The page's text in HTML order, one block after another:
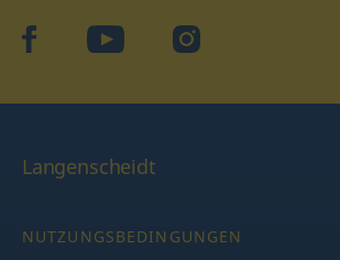
facebookYouTube Instagram
Langenscheidt
NUTZUNGSBEDINGUNGEN